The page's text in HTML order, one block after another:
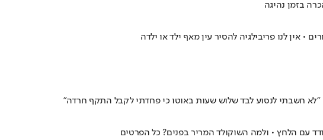
בזמן נהיגה
חשבתי לנסוע לבד שלוש שעות באוטו כי פחדתי לקבל התקף חרדה"
עם הלחץ • ולמה השוקולד המריר בפנים? כל הפרטים